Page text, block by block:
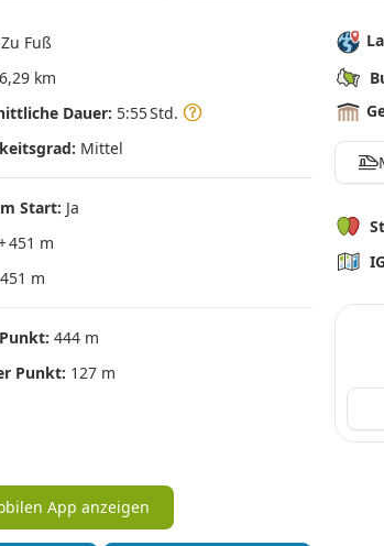
Zu Fuß
km
Dauer: 5:55 Std.
Mittel
Start: Ja
451 m
m
444 m
Punkt: 127 m
App anzeigen